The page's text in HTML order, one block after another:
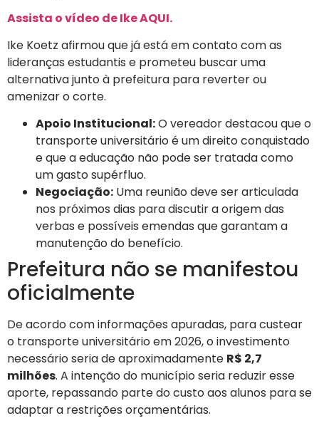
Assista o vídeo de Ike AQUI.
Ike Koetz afirmou que já está em contato com as
lideranças estudantis e prometeu buscar uma
alternativa junto à prefeitura para reverter ou
amenizar o corte.
Apoio Institucional:O vereador destacou que o
transporte universitário é um direito conquistado
e que a educação não pode ser tratada como
um gasto supérfluo.
Negociação: Uma reunião deve ser articulada
nos próximos dias para discutir a origem das
verbas e possíveis emendas que garantam a
manutenção do benefício.
Prefeitura não se manifestou
oficialmente
De acordo com informações apuradas, para custear
o transporte universitário em 2026, o investimento
necessário seria de aproximadamente R$ 2,7
milhões. A intenção do município seria reduzir esse
aporte, repassando parte do custo aos alunos para se
adaptar a restrições orçamentárias.